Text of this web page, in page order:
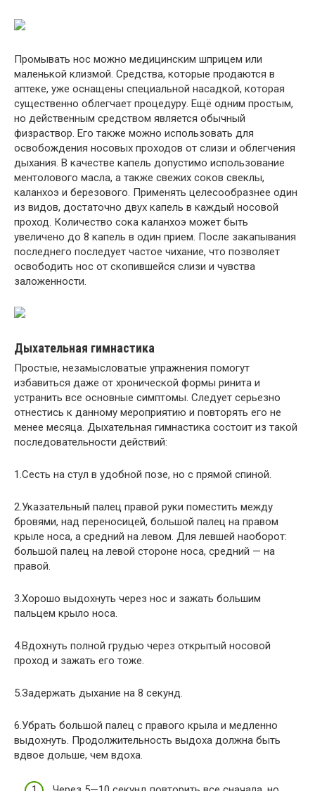
Промывать нос можно медицинским шприцем или
маленькой клизмой. Средства, которые продаются в
аптеке, уже оснащены специальной насадкой, которая
существенно облегчает процедуру. Ещё одним простым,
но действенным средством является обычный
физраствор. Его также можно использовать для
освобождения носовых проходов от слизи и облегчения
дыхания. В качестве капель допустимо использование
ментолового масла, а также свежих соков свеклы,
каланхоэ и березового. Применять целесообразнее один
из видов, достаточно двух капель в каждый носовой
проход. Количество сока каланхоэ может быть
увеличено до 8 капель в один прием. После закапывания
последнего последует частое чихание, что позволяет
освободить нос от скопившейся слизи и чувства
заложенности.
Дыхательная гимнастика
Простые, незамысловатые упражнения помогут
избавиться даже от хронической формы ринита и
устранить все основные симптомы. Следует серьезно
отнестись к данному мероприятию и повторять его не
менее месяца. Дыхательная гимнастика состоит из такой
последовательности действий:
1.Сесть на стул в удобной позе, но с прямой спиной.
2.Указательный палец правой руки поместить между
бровями, над переносицей, большой палец на правом
крыле носа, а средний на левом. Для левшей наоборот:
большой палец на левой стороне носа, средний — на
правой.
3.Хорошо выдохнуть через нос и зажать большим
пальцем крыло носа.
4.Вдохнуть полной грудью через открытый носовой
проход и зажать его тоже.
5.Задержать дыхание на 8 секунд.
6.Убрать большой палец с правого крыла и медленно
выдохнуть. Продолжительность выдоха должна быть
вдвое дольше, чем вдоха.